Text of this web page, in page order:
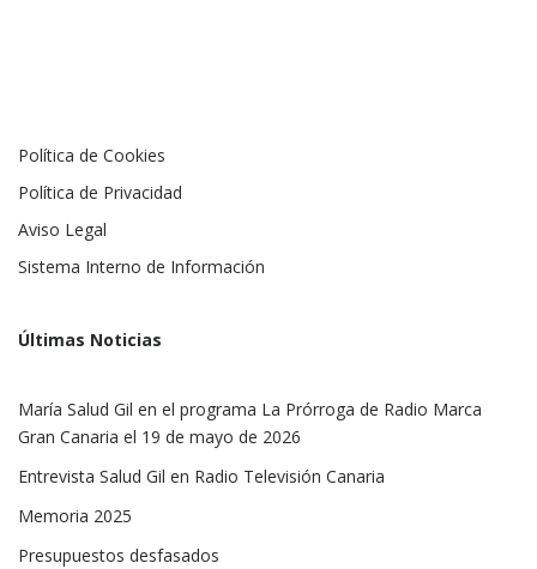
Política de Cookies
Política de Privacidad
Aviso Legal
Sistema Interno de Información
Últimas Noticias
María Salud Gil en el programa La Prórroga de Radio Marca
Gran Canaria el 19 de mayo de 2026
Entrevista Salud Gil en Radio Televisión Canaria
Memoria 2025
Presupuestos desfasados